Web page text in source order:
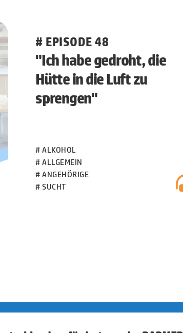
# EPISODE 48
"Ich habe gedroht, die
Hütte in die Luft zu
sprengen"
# ALKOHOL
# ALLGEMEIN
# ANGEHÖRIGE
# SUCHT